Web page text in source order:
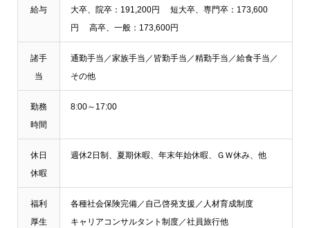
給与
大卒、院卒：191,200円 短大卒、専門卒：173,600
円 高卒、一般：173,600円
諸手
当
通勤手当／家族手当／皆勤手当／精勤手当／給食手当／
その他
勤務
時間
8:00～17:00
休日
休暇
週休2日制、夏期休暇、年末年始休暇、ＧＷ休み、他
福利
厚生
各種社会保険完備／自己啓発支援／人材育成制度
キャリアコンサルタント制度／社員旅行他